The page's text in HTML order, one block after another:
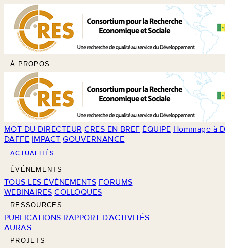
À PROPOS
MOT DU DIRECTEUR CRES EN BREF ÉQUIPE Hommage à
DAFFE IMPACT GOUVERNANCE
ACTUALITÉS
ÉVÉNEMENTS
TOUS LES ÉVÉNEMENTS FORUMS
WEBINAIRES COLLOQUES
RESSOURCES
PUBLICATIONS RAPPORT D'ACTIVITÉS
AURAS
PROJETS